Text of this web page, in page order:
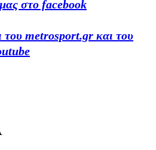
στο facebook
του metrosport.gr και του